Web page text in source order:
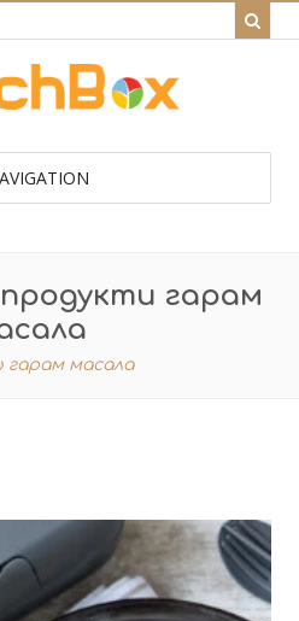
гарам
гарам масала